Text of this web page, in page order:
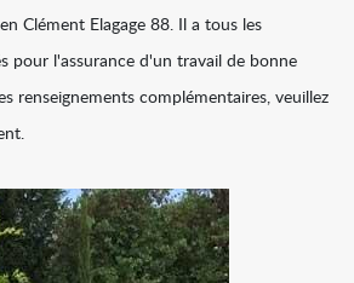
Clément Elagage 88. Il a tous les
pour l'assurance d'un travail de bonne
renseignements complémentaires, veuillez